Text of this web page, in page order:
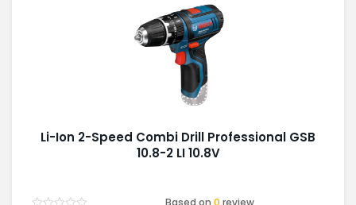
Li-Ion 2-Speed Combi Drill Professional GSB
10.8-2 LI 10.8V
Based on0 review